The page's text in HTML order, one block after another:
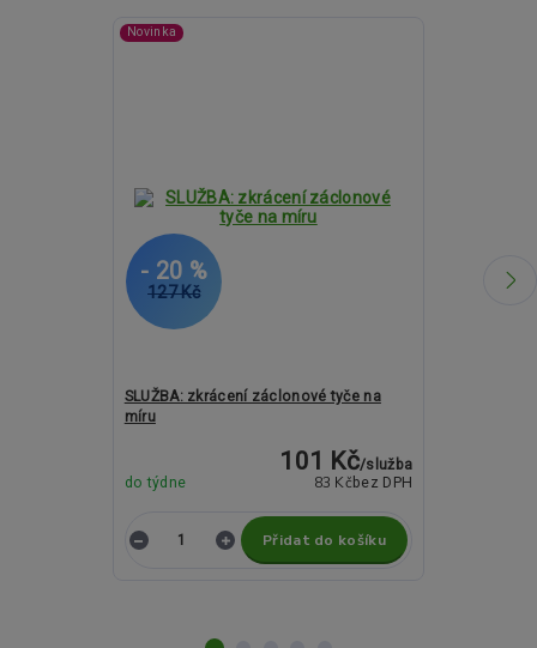
Novinka
127 Kč
- 20 %
SLUŽBA: zkrácení záclonové tyče na
míru
101 Kč/služba
83 Kč bez DPH
do týdne
Přidat do košíku
2 290 Kč
- 11 %